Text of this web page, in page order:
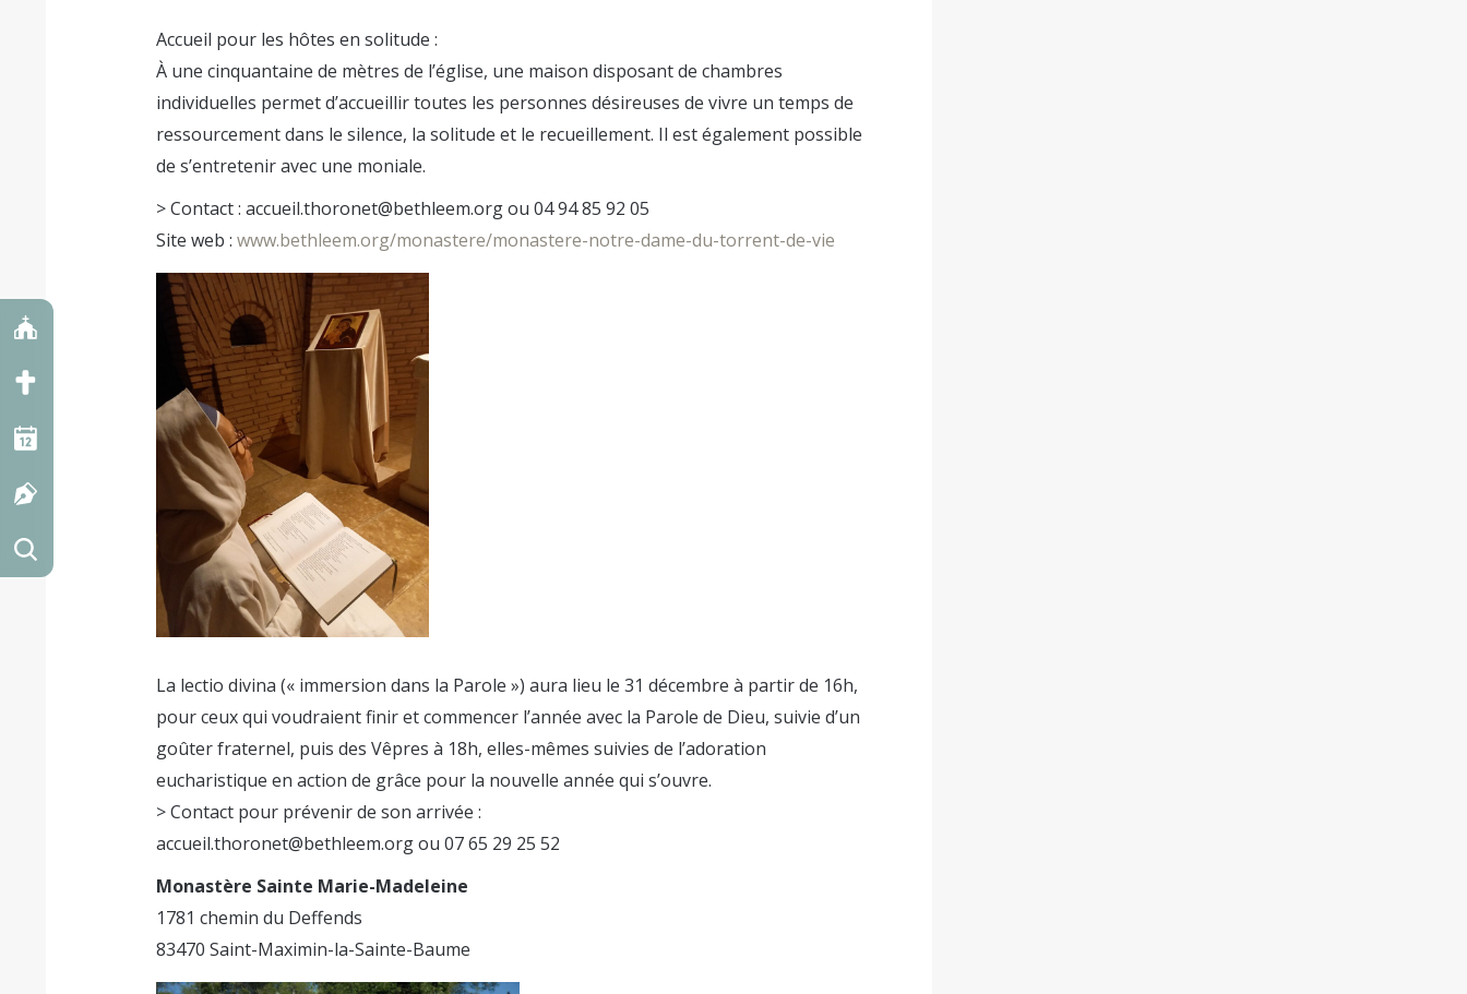
Accueil pour les hôtes en solitude :
À une cinquantaine de mètres de l’église, une maison disposant de chambres
individuelles permet d’accueillir toutes les personnes désireuses de vivre un temps de
ressourcement dans le silence, la solitude et le recueillement. Il est également possible
de s’entretenir avec une moniale.
> Contact : accueil.thoronet@bethleem.org ou 04 94 85 92 05
Site web :www.bethleem.org/monastere/monastere-notre-dame-du-torrent-de-vie
La lectio divina (« immersion dans la Parole ») aura lieu le 31 décembre à partir de 16h,
pour ceux qui voudraient finir et commencer l’année avec la Parole de Dieu, suivie d’un
goûter fraternel, puis des Vêpres à 18h, elles-mêmes suivies de l’adoration
eucharistique en action de grâce pour la nouvelle année qui s’ouvre.
> Contact pour prévenir de son arrivée :
accueil.thoronet@bethleem.org ou 07 65 29 25 52
Monastère Sainte Marie-Madeleine
1781 chemin du Deffends
83470 Saint-Maximin-la-Sainte-Baume